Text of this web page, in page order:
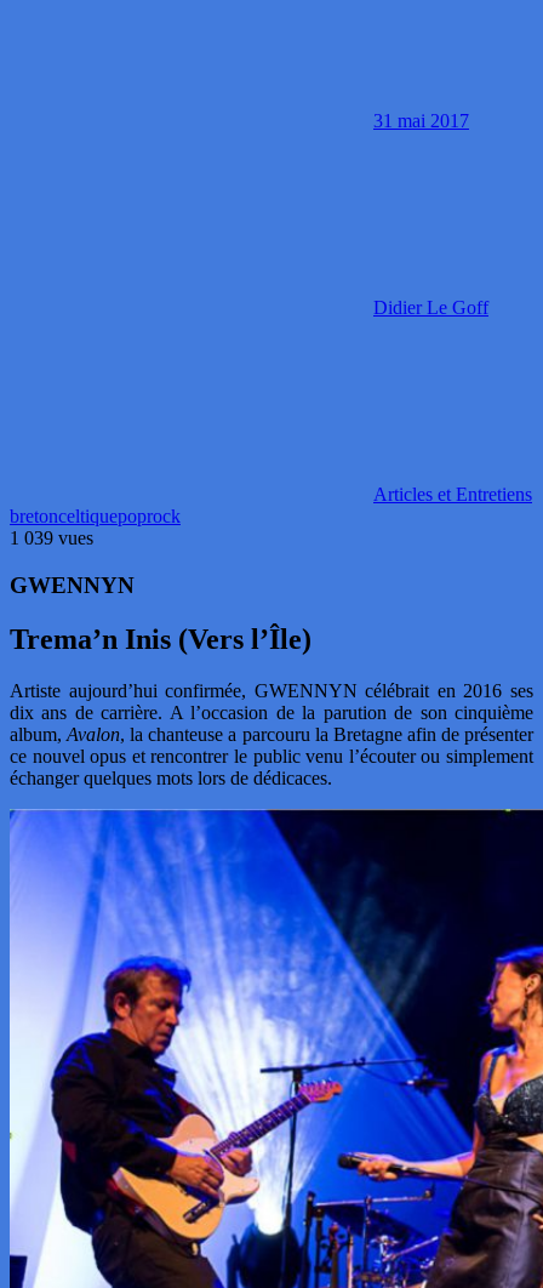
31 mai 2017
Didier Le Goff
Articles et Entretiens
bretonceltiquepoprock
1 039 vues
GWENNYN
Trema’n Inis (Vers l’Île)
Artiste aujourd’hui confirmée, GWENNYN célébrait en 2016 ses
dix ans de carrière. A l’occasion de la parution de son cinquième
album,Avalon, la chanteuse a parcouru la Bretagne afin de présenter
ce nouvel opus et rencontrer le public venu l’écouter ou simplement
échanger quelques mots lors de dédicaces.